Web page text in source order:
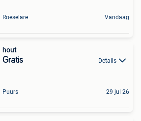
Roeselare Vandaag
hout
Gratis Details
Puurs 29 jul 26